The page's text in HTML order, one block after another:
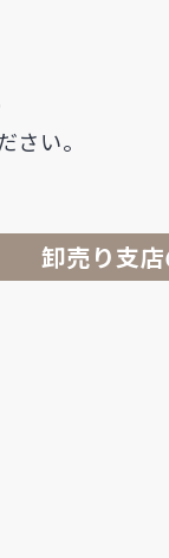
い。
卸売り支